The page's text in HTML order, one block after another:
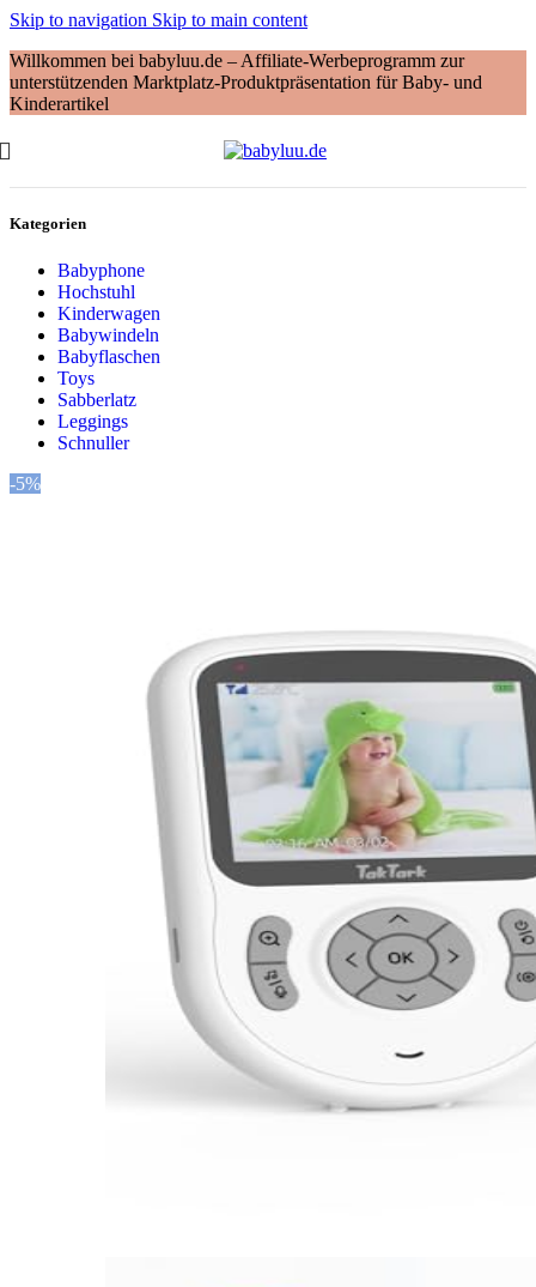
Skip to navigation Skip to main content
Willkommen bei babyluu.de – Affiliate-Werbeprogramm zur
unterstützenden Marktplatz-Produktpräsentation für Baby- und
Kinderartikel
Kategorien
Babyphone
Hochstuhl
Kinderwagen
Babywindeln
Babyflaschen
Toys
Sabberlatz
Leggings
Schnuller
-5%